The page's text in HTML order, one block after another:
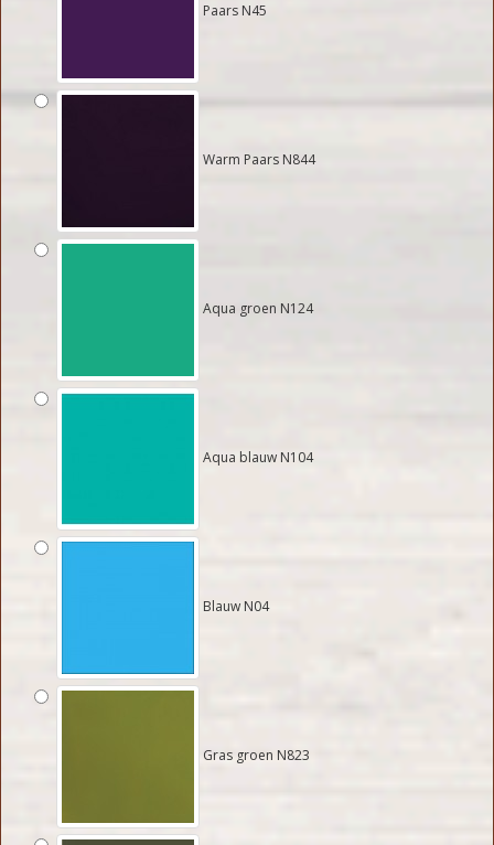
Paars N45
Warm Paars N844
Aqua groen N124
Aqua blauw N104
Blauw N04
Gras groen N823